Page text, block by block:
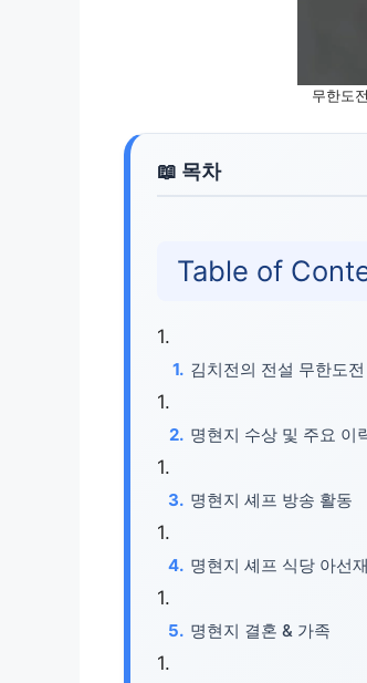
무한도
Table of
김치전의 전설 무한도
명현지 수상 및 주요 이
명현지 셰프 방송 활동
명현지 셰프 식당 아선
명현지 결혼 & 가족